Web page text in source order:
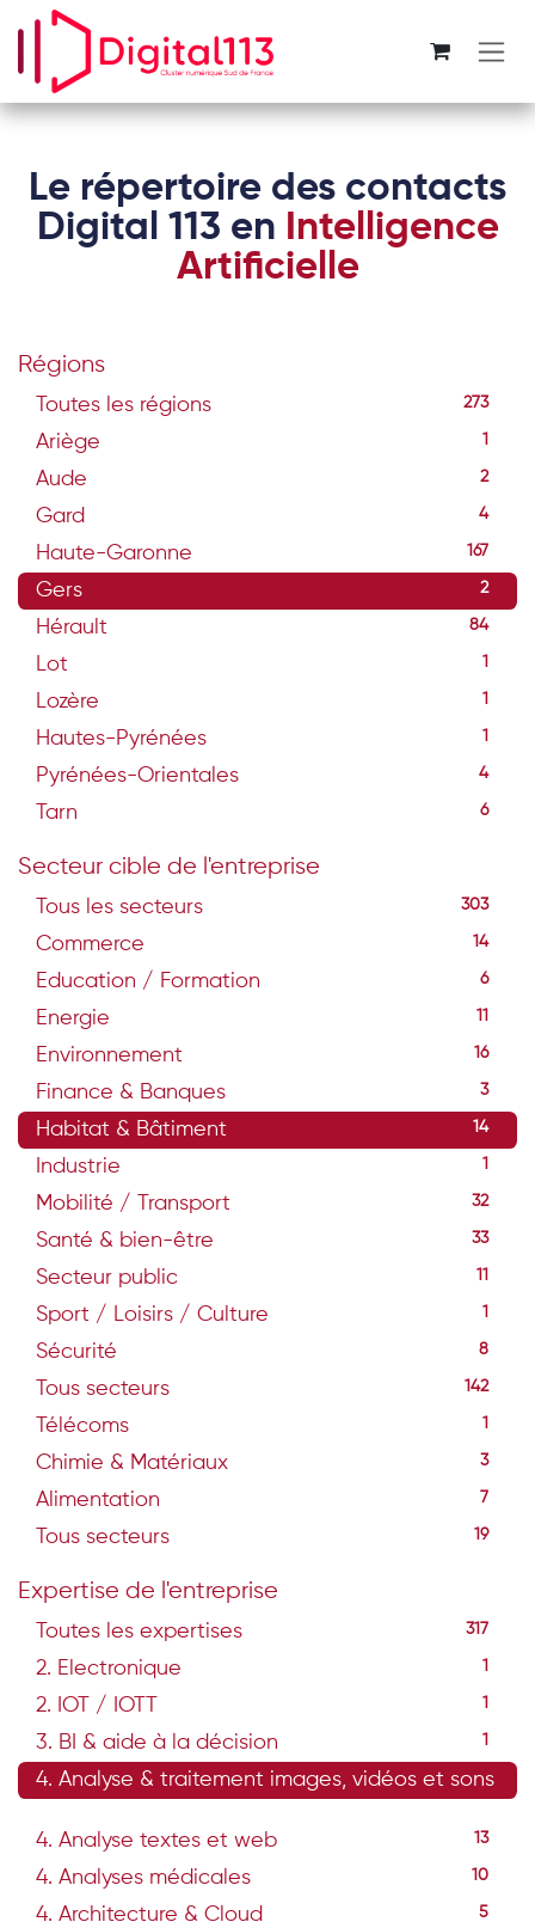
Se rendre au contenu
Le répertoire des contacts
Digital 113 en Intelligence
Artificielle
Régions
Toutes les régions 273
Ariège 1
Aude 2
Gard 4
Haute-Garonne 167
Gers 2
Hérault 84
Lot 1
Lozère 1
Hautes-Pyrénées 1
Pyrénées-Orientales 4
Tarn 6
Secteur cible de l'entreprise
Tous les secteurs 303
Commerce 14
Education / Formation 6
Energie 11
Environnement 16
Finance & Banques 3
Habitat & Bâtiment 14
Industrie 1
Mobilité / Transport 32
Santé & bien-être 33
Secteur public 11
Sport / Loisirs / Culture 1
Sécurité 8
Tous secteurs 142
Télécoms 1
Chimie & Matériaux 3
Alimentation 7
Tous secteurs 19
Expertise de l'entreprise
Toutes les expertises 317
2. Electronique 1
2. IOT / IOTT 1
3. BI & aide à la décision 1
4. Analyse & traitement images, vidéos et sons
4. Analyse textes et web 13
4. Analyses médicales 10
4. Architecture & Cloud 5